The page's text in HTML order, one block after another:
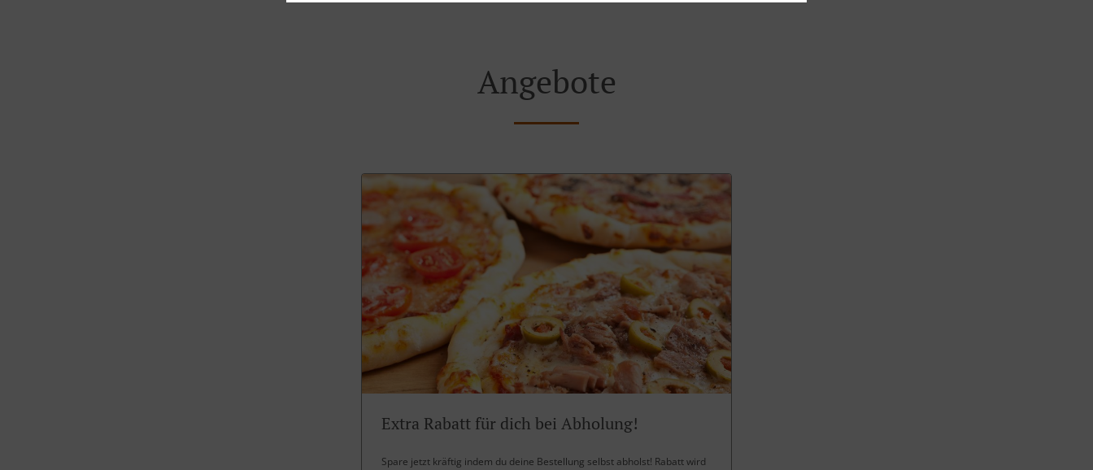
Angebote
Extra Rabatt für dich bei Abholung!
Spare jetzt kräftig indem du deine Bestellung selbst abholst! Rabatt wird